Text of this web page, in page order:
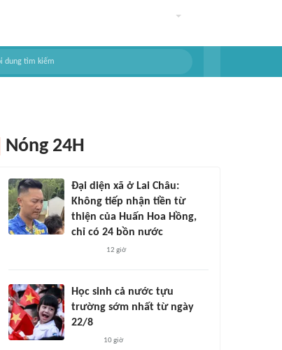
Nóng 24H
Đại diện xã ở Lai Châu:
Không tiếp nhận tiền từ
thiện của Huấn Hoa Hồng,
chỉ có 24 bồn nước
12 giờ
Học sinh cả nước tựu
trường sớm nhất từ ngày
22/8
10 giờ